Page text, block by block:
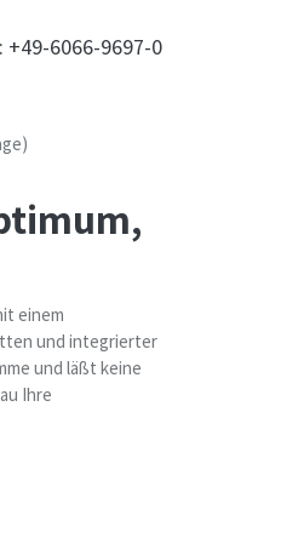
6066-9697-0
einem
und integrierter
und läßt keine
Ihre